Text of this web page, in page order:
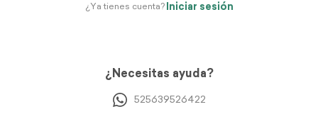
¿Ya tienes cuenta? Iniciar sesión
¿Necesitas ayuda?
525639526422